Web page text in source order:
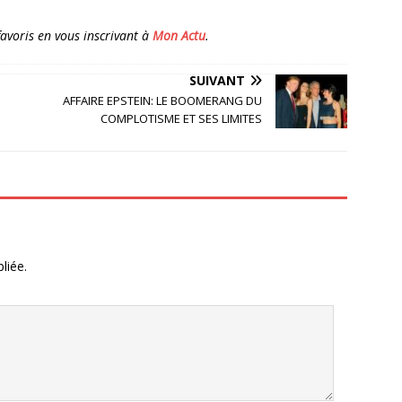
en vous inscrivant à Mon Actu.
SUIVANT
AFFAIRE EPSTEIN: LE BOOMERANG DU
COMPLOTISME ET SES LIMITES